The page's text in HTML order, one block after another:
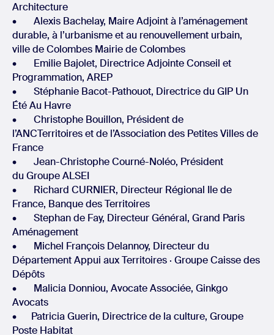
Architecture
• Alexis Bachelay, Maire Adjoint à l’aménagement
durable, à l’urbanisme et au renouvellement urbain,
ville de Colombes Mairie de Colombes
• Emilie Bajolet, Directrice Adjointe Conseil et
Programmation, AREP
• Stéphanie Bacot-Pathouot, Directrice du GIP Un
Été Au Havre
• Christophe Bouillon, Président de
l’ANCTerritoires et de l’Association des Petites Villes de
France
• Jean-Christophe Courné-Noléo, Président
du Groupe ALSEI
• Richard CURNIER, Directeur Régional Ile de
France, Banque des Territoires
• Stephan de Fay, Directeur Général, Grand Paris
Aménagement
• Michel François Delannoy, Directeur du
Département Appui aux Territoires · Groupe Caisse des
Dépôts
• Malicia Donniou, Avocate Associée, Ginkgo
Avocats
• Patricia Guerin, Directrice de la culture, Groupe
Poste Habitat